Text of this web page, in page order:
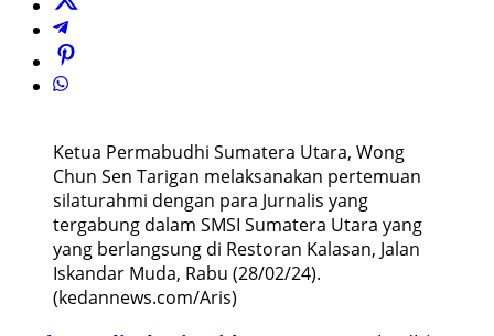
Ketua Permabudhi Sumatera Utara, Wong
Chun Sen Tarigan melaksanakan pertemuan
silaturahmi dengan para Jurnalis yang
tergabung dalam SMSI Sumatera Utara yang
yang berlangsung di Restoran Kalasan, Jalan
Iskandar Muda, Rabu (28/02/24).
(kedannews.com/Aris)